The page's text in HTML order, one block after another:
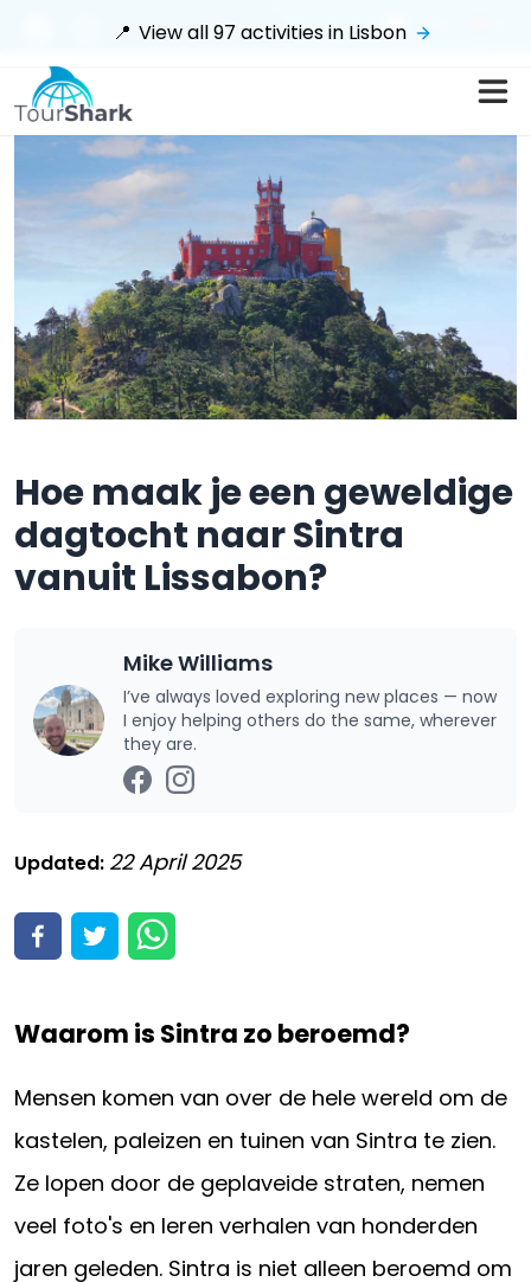
$
📍 View all97 activities in Lisbon
Hoe maak je een geweldige
dagtocht naar Sintra
vanuit Lissabon?
Mike Williams
I’ve always loved exploring new places — now
I enjoy helping others do the same, wherever
they are.
Updated: 22 April 2025
Waarom is Sintra zo beroemd?
Mensen komen van over de hele wereld om de
kastelen, paleizen en tuinen van Sintra te zien.
Ze lopen door de geplaveide straten, nemen
veel foto's en leren verhalen van honderden
jaren geleden. Sintra is niet alleen beroemd om